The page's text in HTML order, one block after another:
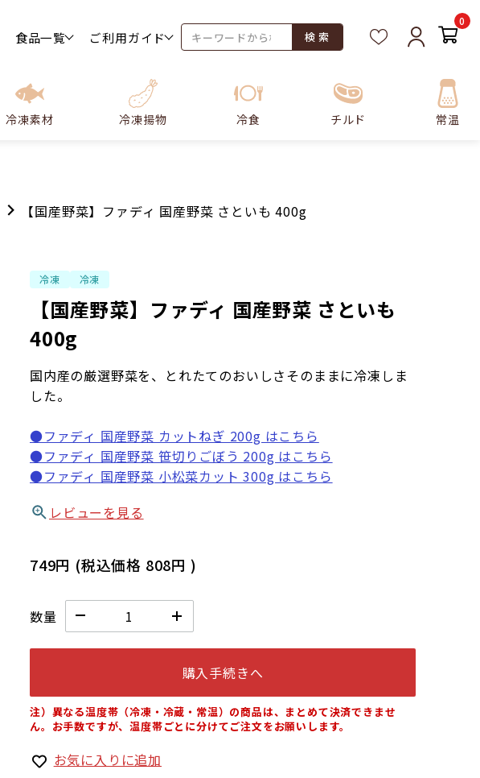
食品一覧 ご利用ガイド 検 索
0
冷凍素材 冷凍揚物 冷食 チルド 常温
【国産野菜】ファディ 国産野菜 さといも 400g
【国産野菜】ファディ 国産野菜 さといも
400g
国内産の厳選野菜を、とれたてのおいしさそのままに冷凍しま
した。
●ファディ 国産野菜 カットねぎ 200g はこちら
●ファディ 国産野菜 笹切りごぼう 200g はこちら
●ファディ 国産野菜 小松菜カット 300g はこちら
レビューを見る
749円 (税込価格 808円 )
数量
購入手続きへ
注）異なる温度帯（冷凍・冷蔵・常温）の商品は、まとめて決済できませ
ん。お手数ですが、温度帯ごとに分けてご注文をお願いします。
お気に入りに追加
冷凍 冷凍